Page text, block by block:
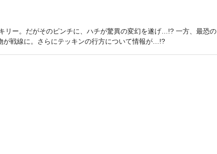
リー。だがそのピンチに、ハチが驚異の変幻を遂げ…!? 一方、最恐の
が戦線に。さらにテッキンの行方について情報が…!?